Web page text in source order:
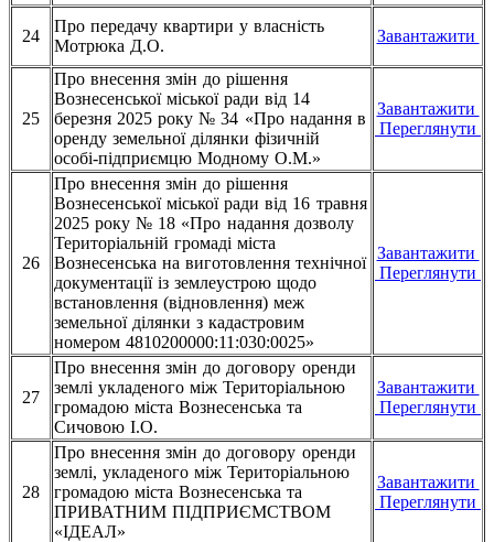
24
Про передачу квартири у власність
Мотрюка Д.О.
Завантажити
25
Про внесення змін до рішення
Вознесенської міської ради від 14
березня 2025 року № 34 «Про надання в
оренду земельної ділянки фізичній
особі-підприємцюМодному О.М.»
Завантажити
Переглянути
26
Про внесення змін до рішення
Вознесенської міської ради від 16 травня
2025 року № 18 «Про надання дозволу
Територіальній громаді міста
Вознесенська на виготовлення технічної
документації із землеустрою щодо
встановлення (відновлення) меж
земельної ділянки з кадастровим
номером 4810200000:11:030:0025»
Завантажити
Переглянути
27
Про внесення змін до договору оренди
землі укладеного між Територіальною
громадою міста Вознесенська та
Сичовою І.О.
Завантажити
Переглянути
28
Про внесення змін до договору оренди
землі, укладеного між Територіальною
громадою міста Вознесенська та
ПРИВАТНИМ ПІДПРИЄМСТВОМ
«ІДЕАЛ»
Завантажити
Переглянути